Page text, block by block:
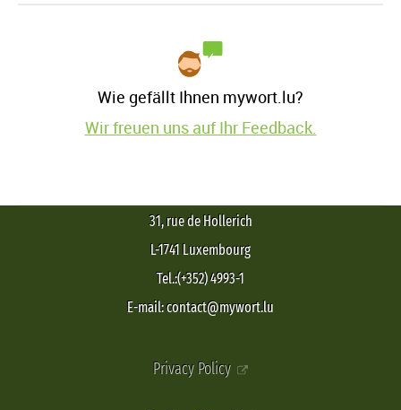
Wie gefällt Ihnen mywort.lu?
Wir freuen uns auf Ihr Feedback.
31, rue de Hollerich
L-1741 Luxembourg
Tel.:(+352) 4993-1
E-mail: contact@mywort.lu
Privacy Policy